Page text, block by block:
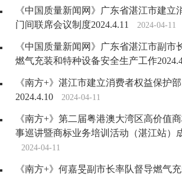
《中国质量新闻网》广东省湛江市建立
门间联席会议制度2024.4.11
2024-04-11
《中国质量新闻网》广东省湛江市副市
燃气充装和特种设备安全生产工作
《南方+》湛江市建立消费者权益保护
2024.4.10
2024-04-11
《南方+》第二届粤港澳大湾区高价值
事巡讲暨商标业务培训活动（湛江站）
2024-04-11
《南方+》何嘉旻副市长率队督导燃气